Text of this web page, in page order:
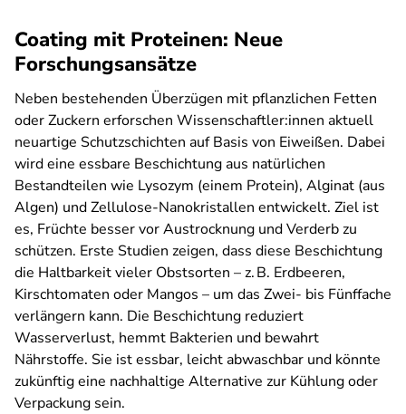
Coating mit Proteinen: Neue
Forschungsansätze
Neben bestehenden Überzügen mit pflanzlichen Fetten
oder Zuckern erforschen Wissenschaftler:innen aktuell
neuartige Schutzschichten auf Basis von Eiweißen. Dabei
wird eine essbare Beschichtung aus natürlichen
Bestandteilen wie Lysozym (einem Protein), Alginat (aus
Algen) und Zellulose-Nanokristallen entwickelt. Ziel ist
es, Früchte besser vor Austrocknung und Verderb zu
schützen. Erste Studien zeigen, dass diese Beschichtung
die Haltbarkeit vieler Obstsorten – z. B. Erdbeeren,
Kirschtomaten oder Mangos – um das Zwei- bis Fünffache
verlängern kann. Die Beschichtung reduziert
Wasserverlust, hemmt Bakterien und bewahrt
Nährstoffe. Sie ist essbar, leicht abwaschbar und könnte
zukünftig eine nachhaltige Alternative zur Kühlung oder
Verpackung sein.